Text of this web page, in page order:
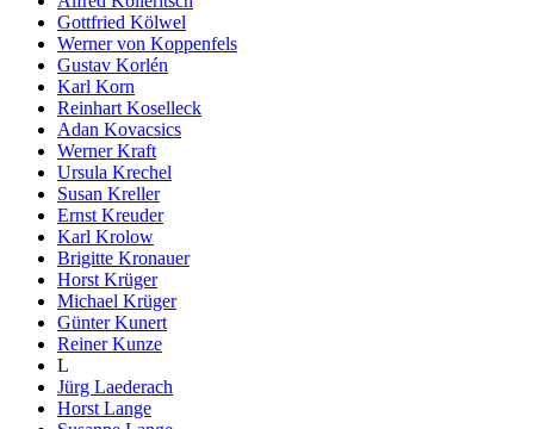
Gottfried Kölwel
Werner von Koppenfels
Gustav Korlén
Karl Korn
Reinhart Koselleck
Adan Kovacsics
Werner Kraft
Ursula Krechel
Susan Kreller
Ernst Kreuder
Karl Krolow
Brigitte Kronauer
Horst Krüger
Michael Krüger
Günter Kunert
Reiner Kunze
L
Jürg Laederach
Horst Lange